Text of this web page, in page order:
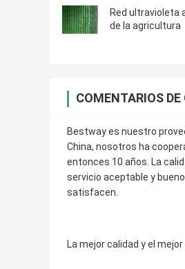
Red ultravioleta
de la agricultura
COMENTARIOS
Bestway es nuestro
China, nosotros ha
entonces 10 años. La
servicio aceptable y
satisfacen.
La mejor calidad y el